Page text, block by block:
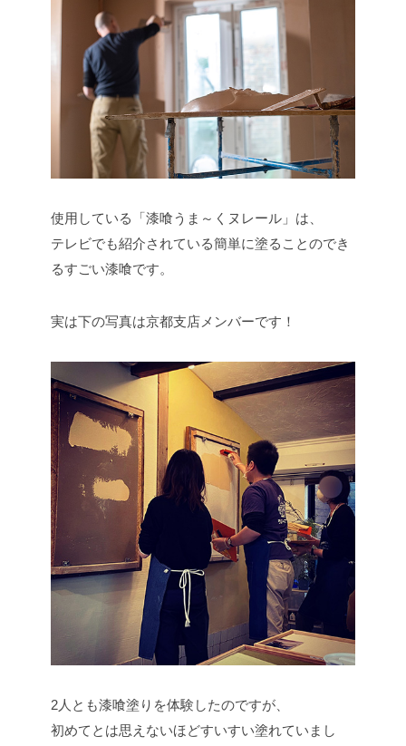
使用している「漆喰うま～くヌレール」は、
テレビでも紹介されている簡単に塗ることのでき
るすごい漆喰です。
実は下の写真は京都支店メンバーです！
2人とも漆喰塗りを体験したのですが、
初めてとは思えないほどすいすい塗れていまし